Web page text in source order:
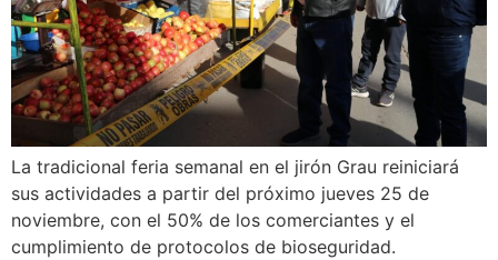
La tradicional feria semanal en el jirón Grau reiniciará
sus actividades a partir del próximo jueves 25 de
noviembre, con el 50% de los comerciantes y el
cumplimiento de protocolos de bioseguridad.